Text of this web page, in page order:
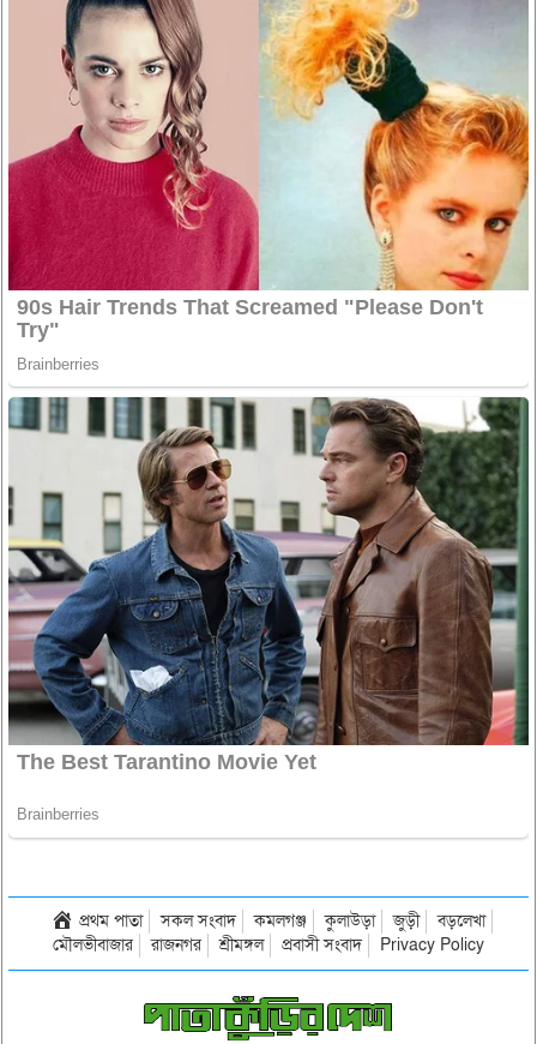
প্রথম পাতা সকল সংবাদ কমলগঞ্জ কুলাউড়া জুড়ী
বড়লেখা
মৌলভীবাজার
রাজনগর শ্রীমঙ্গল প্রবাসী সংবাদ Privacy Policy